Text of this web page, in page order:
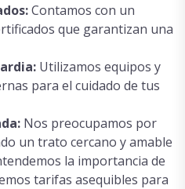
Contamos con un
que garantizan una
Utilizamos equipos y
para el cuidado de tus
Nos preocupamos por
un trato cercano y amable
la importancia de
tarifas asequibles para